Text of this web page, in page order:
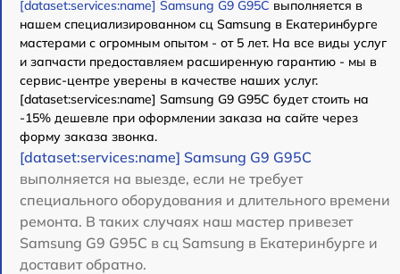
[dataset:services:name] Samsung G9 G95C выполняется в
нашем специализированном сц Samsung в Екатеринбурге
мастерами с огромным опытом - от 5 лет. На все виды услуг
и запчасти предоставляем расширенную гарантию - мы в
сервис-центре уверены в качестве наших услуг.
[dataset:services:name] Samsung G9 G95C будет стоить на
-15% дешевле при оформлении заказа на сайте через
форму заказа звонка.
[dataset:services:name] Samsung G9 G95C
выполняется на выезде, если не требует
специального оборудования и длительного времени
ремонта. В таких случаях наш мастер привезет
Samsung G9 G95C в сц Samsung в Екатеринбурге и
доставит обратно.